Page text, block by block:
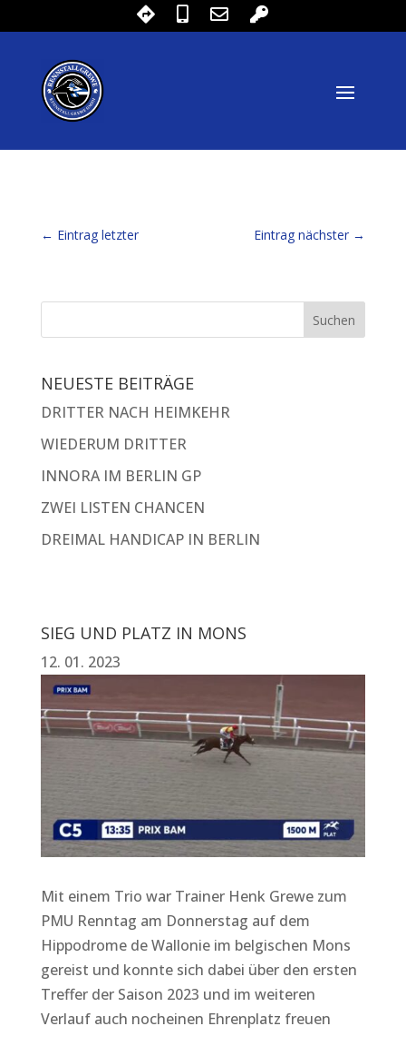
← Eintrag letzter Eintrag nächster →
NEUESTE BEITRÄGE
DRITTER NACH HEIMKEHR
WIEDERUM DRITTER
INNORA IM BERLIN GP
ZWEI LISTEN CHANCEN
DREIMAL HANDICAP IN BERLIN
SIEG UND PLATZ IN MONS
12. 01. 2023
Mit einem Trio war Trainer Henk Grewe zum
PMU Renntag am Donnerstag auf dem
Hippodrome de Wallonie im belgischen Mons
gereist und konnte sich dabei über den ersten
Treffer der Saison 2023 und im weiteren
Verlauf auch nocheinen Ehrenplatz freuen